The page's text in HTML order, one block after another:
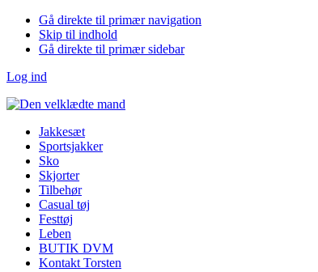
Gå direkte til primær navigation
Skip til indhold
Gå direkte til primær sidebar
Log ind
Jakkesæt
Sportsjakker
Sko
Skjorter
Tilbehør
Casual tøj
Festtøj
Leben
BUTIK DVM
Kontakt Torsten